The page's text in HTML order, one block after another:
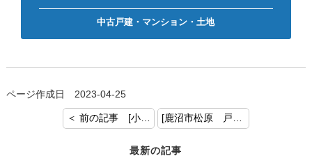
中古戸建・マンション・土地
ページ作成日 2023-04-25
＜ 前の記事 [小山市城北 戸建 お預かりいたしました！]
最新の記事